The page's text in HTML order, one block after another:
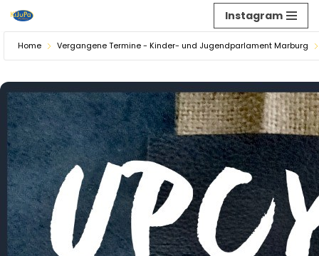
Zum
Inhalt
springen
Instagram
Home Vergangene Termine - Kinder- und Jugendparlament Marburg